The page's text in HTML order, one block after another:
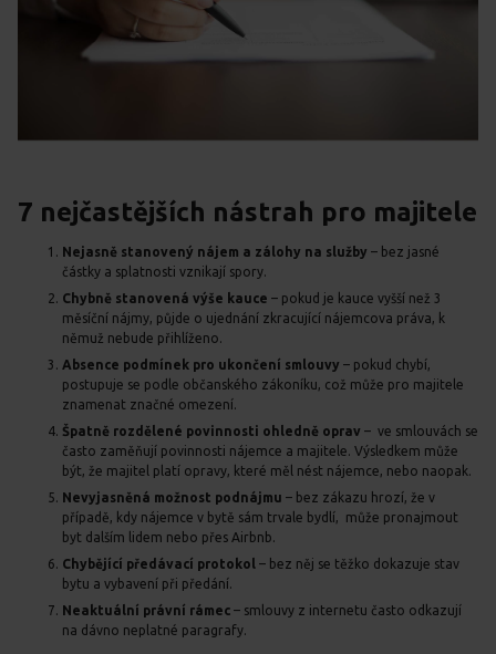
7 nejčastějších nástrah pro majitele
Nejasně stanovený nájem a zálohy na služby – bez jasné
částky a splatnosti vznikají spory.
Chybně stanovená výše kauce – pokud je kauce vyšší než 3
měsíční nájmy, půjde o ujednání zkracující nájemcova práva, k
němuž nebude přihlíženo.
Absence podmínek pro ukončení smlouvy – pokud chybí,
postupuje se podle občanského zákoníku, což může pro majitele
znamenat značné omezení.
Špatně rozdělené povinnosti ohledně oprav – ve smlouvách se
často zaměňují povinnosti nájemce a majitele. Výsledkem může
být, že majitel platí opravy, které měl nést nájemce, nebo naopak.
Nevyjasněná možnost podnájmu – bez zákazu hrozí, že v
případě, kdy nájemce v bytě sám trvale bydlí, může pronajmout
byt dalším lidem nebo přes Airbnb.
Chybějící předávací protokol – bez něj se těžko dokazuje stav
bytu a vybavení při předání.
Neaktuální právní rámec – smlouvy z internetu často odkazují
na dávno neplatné paragrafy.